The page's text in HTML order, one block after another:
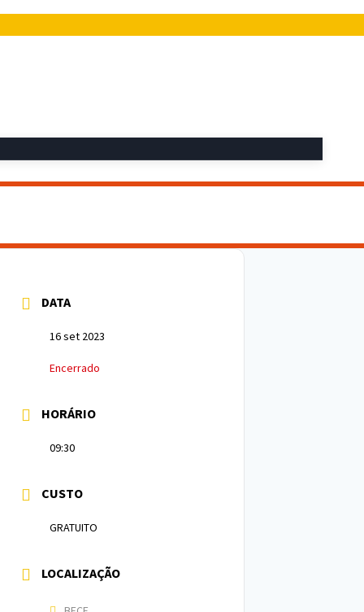
DATA
16 set 2023
Encerrado
HORÁRIO
09:30
CUSTO
GRATUITO
LOCALIZAÇÃO